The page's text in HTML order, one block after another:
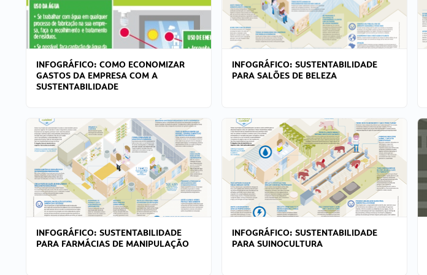
INFOGRÁFICO: COMO ECONOMIZAR
GASTOS DA EMPRESA COM A
SUSTENTABILIDADE
INFOGRÁFICO: SUSTENTABILIDADE
PARA SALÕES DE BELEZA
INFOGRÁFICO: SUSTENTABILIDADE
PARA FARMÁCIAS DE MANIPULAÇÃO
INFOGRÁFICO: SUSTENTABILIDADE
PARA SUINOCULTURA